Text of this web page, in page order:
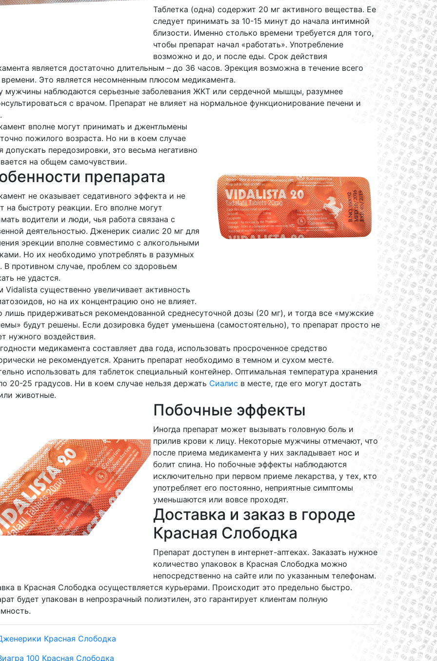
Таблетка (одна) содержит 20 мг активного вещества. Ее
следует принимать за 10-15 минут до начала интимной
близости. Именно столько времени требуется для того,
чтобы препарат начал «работать». Употребление
возможно и до, и после еды. Срок действия
является достаточно длительным – до 36 часов. Эрекция возможна в течение всего
времени. Это является несомненным плюсом медикамента.
мужчины наблюдаются серьезные заболевания ЖКТ или сердечной мышцы, разумнее
с врачом. Препарат не влияет на нормальное функционирование печени и
вполне могут принимать и джентльмены
пожилого возраста. Но ни в коем случае
допускать передозировки, это весьма негативно
на общем самочувствии.
препарата
не оказывает седативного эффекта и не
на быстроту реакции. Его вполне могут
водители и люди, чья работа связана с
деятельностью. Дженерик сиалис 20 мг для
эрекции вполне совместимо с алкогольными
Но их необходимо употреблять в разумных
В противном случае, проблем со здоровьем
не удастся.
Vidalista существенно увеличивает активность
но на их концентрацию оно не влияет.
лишь придерживаться рекомендованной среднесуточной дозы (20 мг), и тогда все «мужские
будут решены. Если дозировка будет уменьшена (самостоятельно), то препарат просто не
нужного воздействия.
медикамента составляет два года, использовать просроченное средство
не рекомендуется. Хранить препарат необходимо в темном и сухом месте.
использовать для таблеток специальный контейнер. Оптимальная температура хранения
20-25 градусов. Ни в коем случае нельзя держать Сиалис в месте, где его могут достать
животные.
Побочные эффекты
Иногда препарат может вызывать головную боль и
прилив крови к лицу. Некоторые мужчины отмечают, что
после приема медикамента у них закладывает нос и
болит спина. Но побочные эффекты наблюдаются
исключительно при первом приеме лекарства, у тех, кто
употребляет его постоянно, неприятные симптомы
уменьшаются или вовсе проходят.
Доставка и заказ в городе
Красная Слободка
Препарат доступен в интернет-аптеках. Заказать нужное
количество упаковок в Красная Слободка можно
непосредственно на сайте или по указанным телефонам.
в Красная Слободка осуществляется курьерами. Происходит это предельно быстро.
будет упакован в непрозрачный полиэтилен, это гарантирует клиентам полную
Красная Слободка
100 Красная Слободка